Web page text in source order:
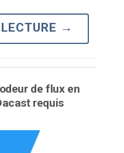
→
de flux en
requis